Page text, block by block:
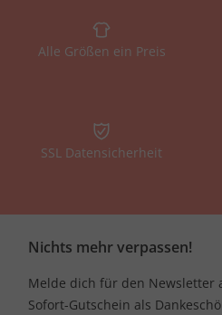
Alle Größen ein Preis
SSL Datensicherheit
Nichts mehr verpassen!
Melde dich für den Newsletter
Sofort-Gutschein als